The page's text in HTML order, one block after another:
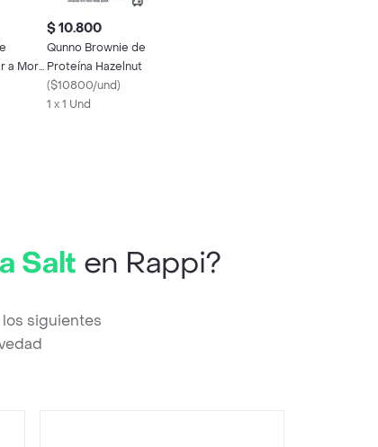
a Mora
$ 10.800
Qunno Brownie de
Proteína Hazelnut
($10800/und)
1 x 1 Und
Salt en Rappi?
siguientes